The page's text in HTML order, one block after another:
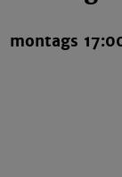
montags